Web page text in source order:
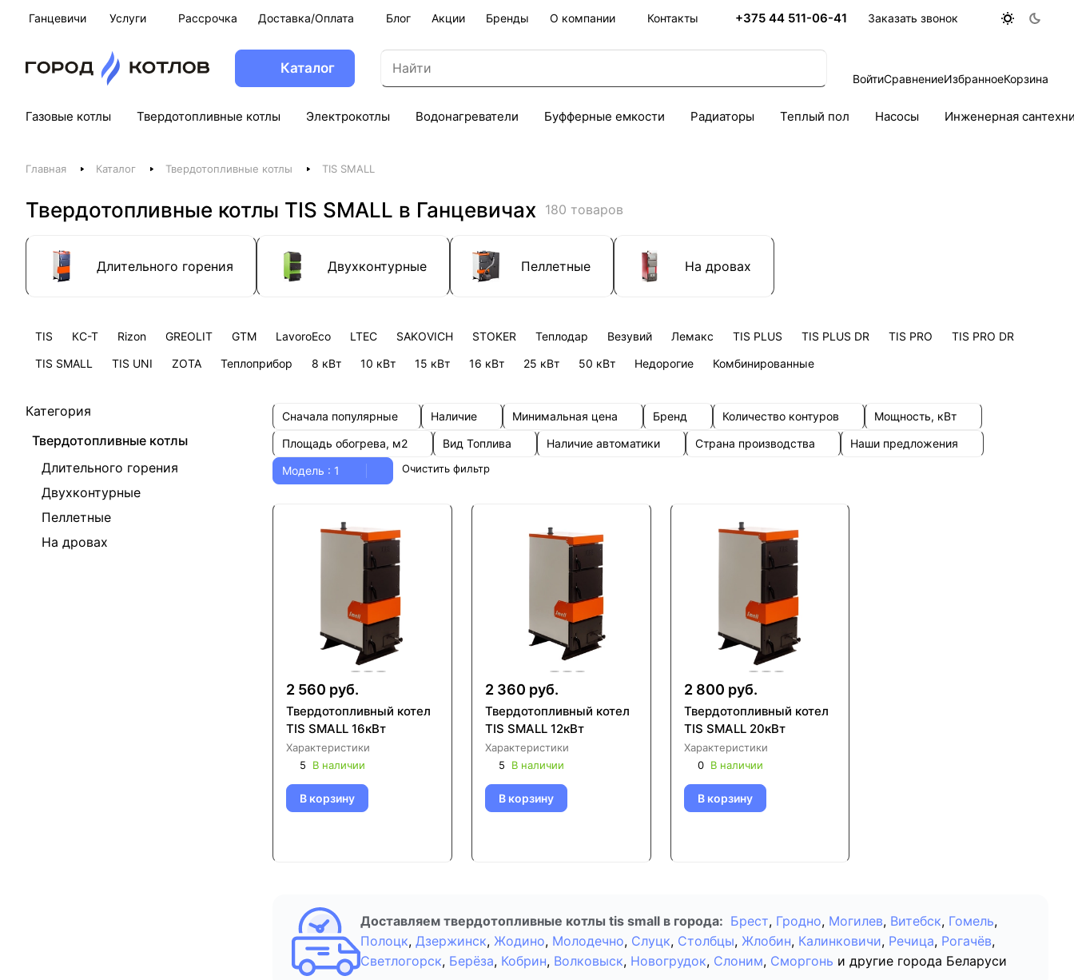
Ганцевичи Услуги Рассрочка Доставка/Оплата Блог Акции Бренды О компании Контакты +375 44 511-06-41 Заказать звонок
Каталог
ВойтиСравнениеИзбранноеКорзина
Газовые котлы Твердотопливные котлы Электрокотлы Водонагреватели Буфферные емкости Радиаторы Теплый пол Насосы Инженерная
Главная Каталог Твердотопливные котлы TIS SMALL
Твердотопливные котлы TIS SMALL в Ганцевичах 180 товаров
Длительного горения Двухконтурные Пеллетные На дровах
TIS КС-Т Rizon GREOLIT GTM LavoroEco LTEC SAKOVICH STOKER Теплодар Везувий Лемакс TIS PLUS TIS PLUS DR TIS PRO
TIS PRO DR
TIS SMALL
TIS UNI ZOTA Теплоприбор 8 кВт 10 кВт 15 кВт 16 кВт 25 кВт 50 кВт Недорогие Комбинированные
Категория
Твердотопливные котлы
Длительного горения
Двухконтурные
Пеллетные
На дровах
Сначала популярные Наличие Минимальная цена Бренд Количество контуров
Мощность, кВт
Площадь обогрева, м2
Вид Топлива Наличие автоматики Страна производства
Наши предложения
Модель : 1 Очистить фильтр
2 560 руб.
Твердотопливный котел
TIS SMALL 16кВт
Характеристики
5
В наличии
В корзину
2 360 руб.
Твердотопливный котел
TIS SMALL 12кВт
Характеристики
5
В наличии
В корзину
2 800 руб.
Твердотопливный котел
TIS SMALL 20кВт
Характеристики
0 В наличии
В корзину
Доставляем твердотопливные котлы tis small в города: Брест, Гродно, Могилев, Витебск, Гомель,
Полоцк, Дзержинск, Жодино, Молодечно, Слуцк, Столбцы, Жлобин, Калинковичи, Речица, Рогачёв,
Светлогорск, Берёза, Кобрин, Волковыск, Новогрудок, Слоним, Сморгонь и другие города Беларуси